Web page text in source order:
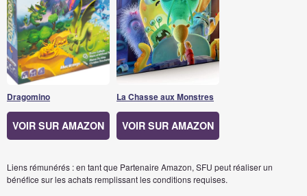
Dragomino
VOIR SUR AMAZON
La Chasse aux Monstres
VOIR SUR AMAZON
Liens rémunérés : en tant que Partenaire Amazon, SFU peut réaliser un
bénéfice sur les achats remplissant les conditions requises.